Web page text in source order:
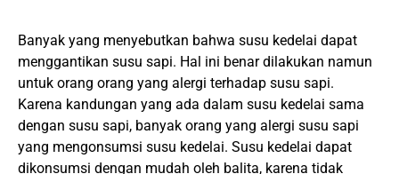
Banyak yang menyebutkan bahwa susu kedelai dapat
menggantikan susu sapi. Hal ini benar dilakukan namun
untuk orang orang yang alergi terhadap susu sapi.
Karena kandungan yang ada dalam susu kedelai sama
dengan susu sapi, banyak orang yang alergi susu sapi
yang mengonsumsi susu kedelai. Susu kedelai dapat
dikonsumsi dengan mudah oleh balita, karena tidak